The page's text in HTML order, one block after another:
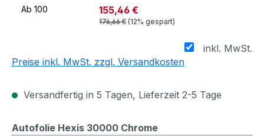
Ab 100 155,46 €
176,66 € (12% gespart)
inkl. MwSt.
Preise inkl. MwSt. zzgl. Versandkosten
Versandfertig in 5 Tagen, Lieferzeit 2-5 Tage
Autofolie Hexis 30000 Chromeauswählen